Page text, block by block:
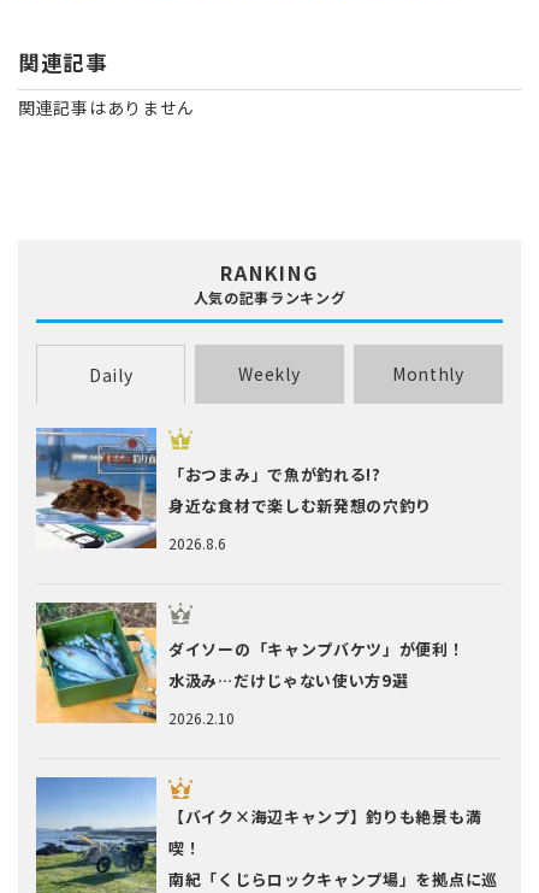
関連記事
関連記事はありません
RANKING
人気の記事ランキング
Daily Weekly Monthly
2026.8.6
「おつまみ」で魚が釣れる!?
身近な食材で楽しむ新発想の穴釣り
2026.2.10
ダイソーの「キャンプバケツ」が便利！
水汲み…だけじゃない使い方9選
【バイク×海辺キャンプ】釣りも絶景も満
喫！
南紀「くじらロックキャンプ場」を拠点に巡